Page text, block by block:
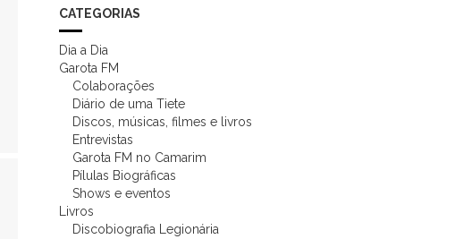
CATEGORIAS
Dia a Dia
Garota FM
Colaborações
Diário de uma Tiete
Discos, músicas, filmes e livros
Entrevistas
Garota FM no Camarim
Pílulas Biográficas
Shows e eventos
Livros
Discobiografia Legionária